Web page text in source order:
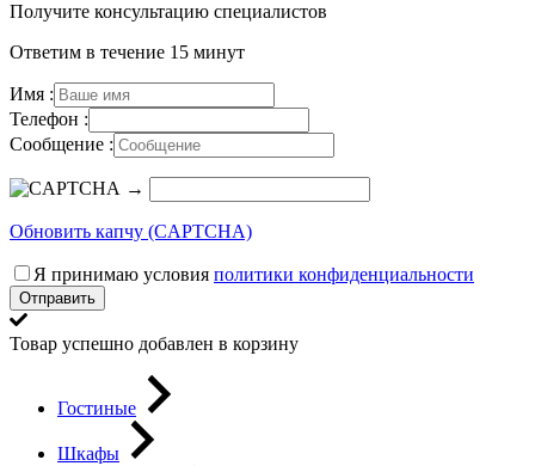
Получите консультацию специалистов
Ответим в течение 15 минут
Имя :
Телефон :
Сообщение :
→
Обновить капчу (CAPTCHA)
Я принимаю условия политики конфиденциальности
Отправить
Товар успешно добавлен в корзину
Гостиные
Шкафы